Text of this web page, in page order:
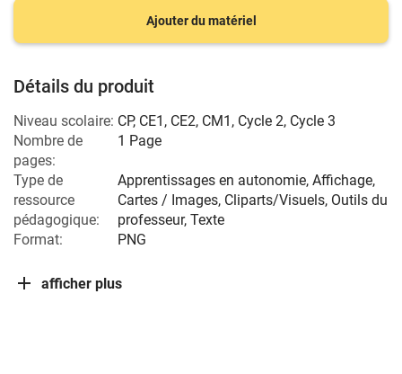
Ajouter du matériel
Détails du produit
Niveau scolaire: CP, CE1 , CE2, CM1 , Cycle 2, Cycle 3
Nombre de
pages:
1 Page
Type de
ressource
pédagogique:
Apprentissages en autonomie, Affichage,
Cartes / Images, Cliparts/Visuels, Outils du
professeur, Texte
Format:
PNG
afficher plus